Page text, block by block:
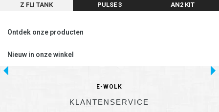
Z FLI TANK PULSE 3 AN2 KIT
Ontdek onze producten
Nieuw in onze winkel
E-WOLK
KLANTENSERVICE